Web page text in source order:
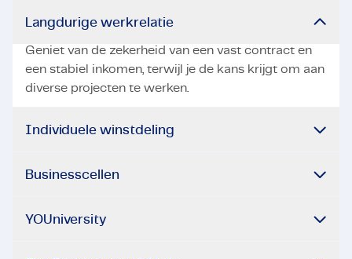
Langdurige werkrelatie
Geniet van de zekerheid van een vast contract en
een stabiel inkomen, terwijl je de kans krijgt om aan
diverse projecten te werken.
Individuele winstdeling
Businesscellen
YOUniversity